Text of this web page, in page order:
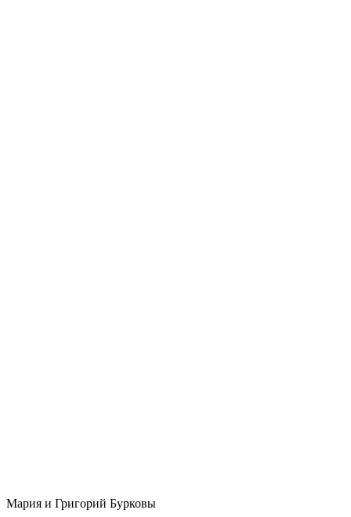
Мария и Григорий Бурковы